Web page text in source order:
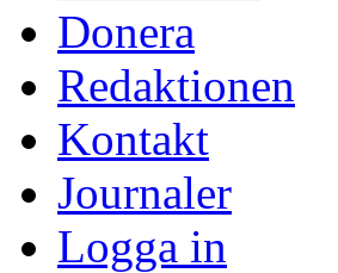
Donera
Redaktionen
Kontakt
Journaler
Logga in